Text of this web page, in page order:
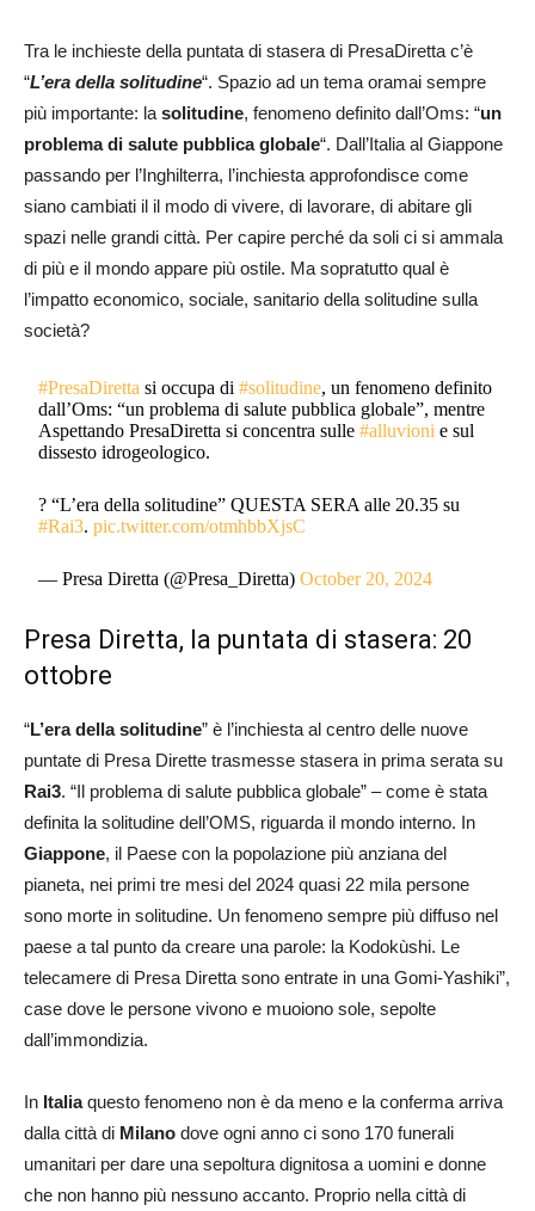
Tra le inchieste della puntata di stasera di PresaDiretta c’è
“L’era della solitudine“. Spazio ad un tema oramai sempre
più importante: la solitudine, fenomeno definito dall’Oms: “un
problema di salute pubblica globale“. Dall’Italia al Giappone
passando per l’Inghilterra, l’inchiesta approfondisce come
siano cambiati il il modo di vivere, di lavorare, di abitare gli
spazi nelle grandi città. Per capire perché da soli ci si ammala
di più e il mondo appare più ostile. Ma sopratutto qual è
l’impatto economico, sociale, sanitario della solitudine sulla
società?
#PresaDiretta si occupa di#solitudine, un fenomeno definito
dall’Oms: “un problema di salute pubblica globale”, mentre
Aspettando PresaDiretta si concentra sulle#alluvioni e sul
dissesto idrogeologico.
? “L’era della solitudine” QUESTA SERA alle 20.35 su
#Rai3.pic.twitter.com/otmhbbXjsC
— Presa Diretta (@Presa_Diretta)October 20, 2024
Presa Diretta, la puntata di stasera: 20
ottobre
“L’era della solitudine” è l’inchiesta al centro delle nuove
puntate di Presa Dirette trasmesse stasera in prima serata su
Rai3. “Il problema di salute pubblica globale” – come è stata
definita la solitudine dell’OMS, riguarda il mondo interno. In
Giappone, il Paese con la popolazione più anziana del
pianeta, nei primi tre mesi del 2024 quasi 22 mila persone
sono morte in solitudine. Un fenomeno sempre più diffuso nel
paese a tal punto da creare una parole: la Kodokùshi. Le
telecamere di Presa Diretta sono entrate in una Gomi-Yashiki”,
case dove le persone vivono e muoiono sole, sepolte
dall’immondizia.
In Italiaquesto fenomeno non è da meno e la conferma arriva
dalla città di Milano dove ogni anno ci sono 170 funerali
umanitari per dare una sepoltura dignitosa a uomini e donne
che non hanno più nessuno accanto. Proprio nella città di